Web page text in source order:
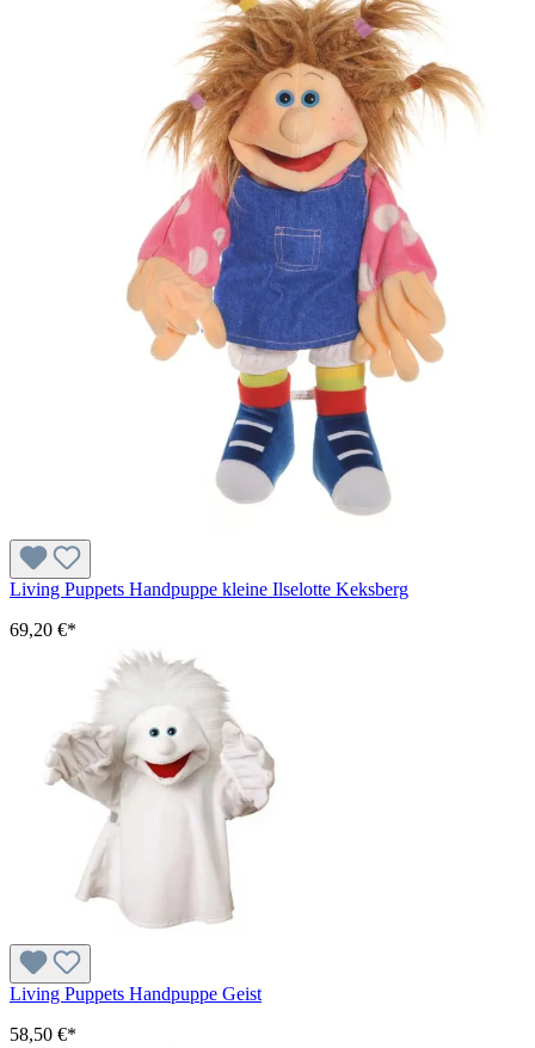
Living Puppets Handpuppe kleine Ilselotte Keksberg
69,20 €*
Living Puppets Handpuppe Geist
58,50 €*